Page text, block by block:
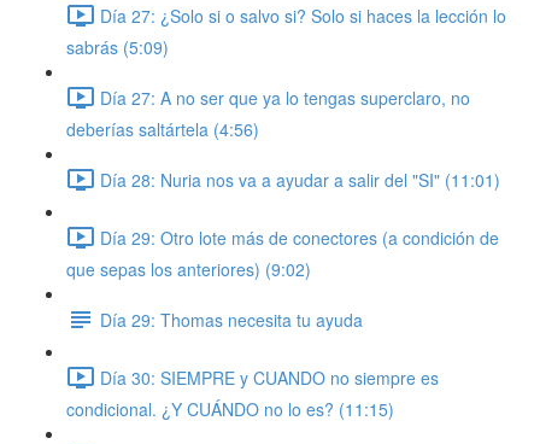
Día 27: ¿Solo si o salvo si? Solo si haces la lección lo
sabrás (5:09)
Día 27: A no ser que ya lo tengas superclaro, no
deberías saltártela (4:56)
Día 28: Nuria nos va a ayudar a salir del "SI" (11:01)
Día 29: Otro lote más de conectores (a condición de
que sepas los anteriores) (9:02)
Día 29: Thomas necesita tu ayuda
Día 30: SIEMPRE y CUANDO no siempre es
condicional. ¿Y CUÁNDO no lo es? (11:15)